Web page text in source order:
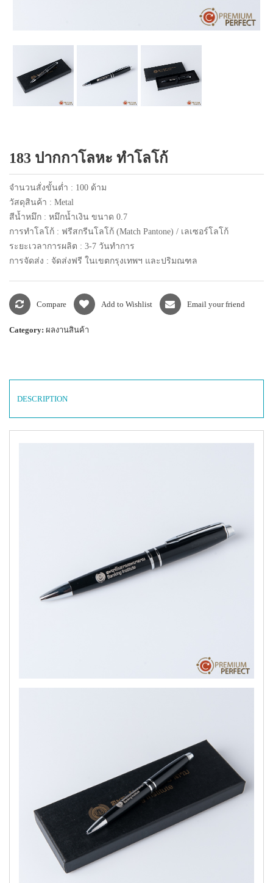
แพคเกจปากกา
183 ปากกาโลหะ ทำโลโก้
จำนวนสั่งขั้นต่ำ : 100 ด้าม
วัสดุสินค้า : Metal
สีน้ำหมึก : หมึกน้ำเงิน ขนาด 0.7
การทำโลโก้ : ฟรีสกรีนโลโก้ (Match Pantone) / เลเซอร์โลโก้
ระยะเวลาการผลิต : 3-7 วันทำการ
การจัดส่ง : จัดส่งฟรี ในเขตกรุงเทพฯ และปริมณฑล
Compare Add to Wishlist Email your friend
Category: ผลงานสินค้า
DESCRIPTION